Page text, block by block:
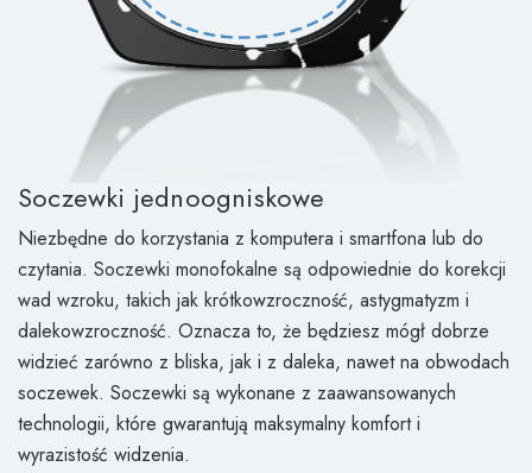
Soczewki jednoogniskowe
Niezbędne do korzystania z komputera i smartfona lub do
czytania. Soczewki monofokalne są odpowiednie do korekcji
wad wzroku, takich jak krótkowzroczność, astygmatyzm i
dalekowzroczność. Oznacza to, że będziesz mógł dobrze
widzieć zarówno z bliska, jak i z daleka, nawet na obwodach
soczewek. Soczewki są wykonane z zaawansowanych
technologii, które gwarantują maksymalny komfort i
wyrazistość widzenia.